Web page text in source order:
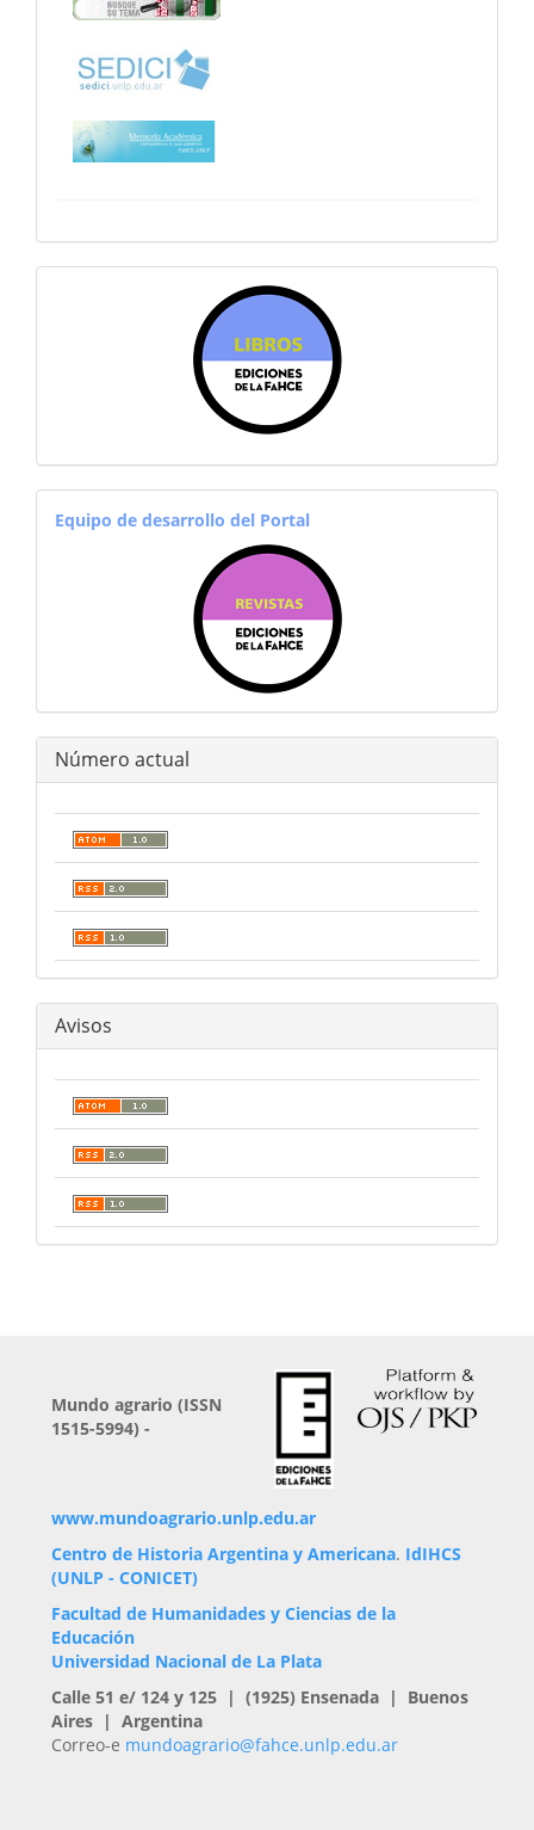
equiporevistas
Equipo de desarrollo del Portal
Número actual
Avisos
Mundo agrario (ISSN
1515-5994) -
www.mundoagrario.unlp.edu.ar
Centro de Historia Argentina y Americana. IdIHCS
(UNLP - CONICET)
Facultad de Humanidades y Ciencias de la
Educación
Universidad Nacional de La Plata
Calle 51 e/ 124 y 125 | (1925) Ensenada | Buenos
Aires | Argentina
Correo-e mundoagrario@fahce.unlp.edu.ar